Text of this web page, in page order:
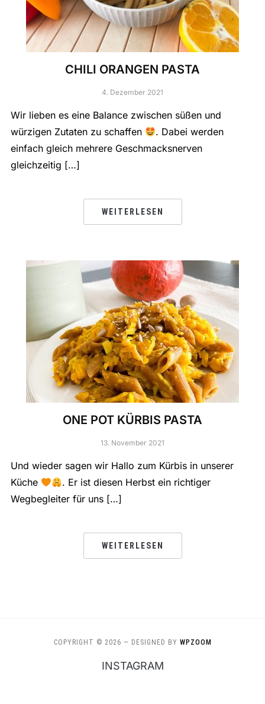
CHILI ORANGEN PASTA
4. Dezember 2021
Wir lieben es eine Balance zwischen süßen und
würzigen Zutaten zu schaffen
. Dabei werden
einfach gleich mehrere Geschmacksnerven
gleichzeitig […]
WEITERLESEN
ONE POT KÜRBIS PASTA
13. November 2021
Und wieder sagen wir Hallo zum Kürbis in unserer
Küche
. Er ist diesen Herbst ein richtiger
Wegbegleiter für uns […]
WEITERLESEN
COPYRIGHT © 2026 — DESIGNED BY WPZOOM
INSTAGRAM